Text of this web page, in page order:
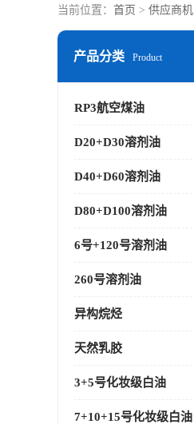
当前位置： 首页 > 供应商机
产品分类 Product
RP3航空煤油
D20+D30溶剂油
D40+D60溶剂油
D80+D100溶剂油
6号+120号溶剂油
260号溶剂油
异构烷烃
天然乳胶
3+5号化妆级白油
7+10+15号化妆级白油